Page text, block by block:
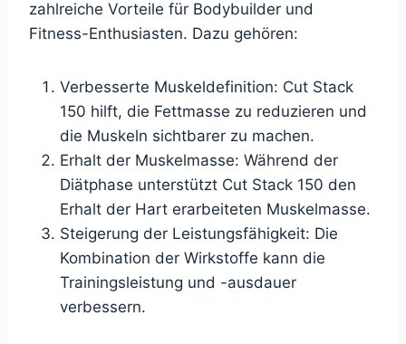
zahlreiche Vorteile für Bodybuilder und
Fitness-Enthusiasten. Dazu gehören:
Verbesserte Muskeldefinition: Cut Stack
150 hilft, die Fettmasse zu reduzieren und
die Muskeln sichtbarer zu machen.
Erhalt der Muskelmasse: Während der
Diätphase unterstützt Cut Stack 150 den
Erhalt der Hart erarbeiteten Muskelmasse.
Steigerung der Leistungsfähigkeit: Die
Kombination der Wirkstoffe kann die
Trainingsleistung und -ausdauer
verbessern.